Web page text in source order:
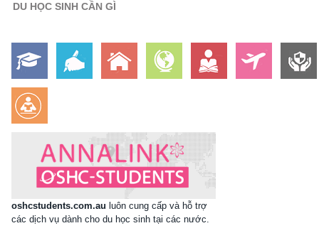
DU HỌC SINH CẦN GÌ
oshcstudents.com.au luôn cung cấp và hỗ trợ
các dịch vụ dành cho du học sinh tại các nước.